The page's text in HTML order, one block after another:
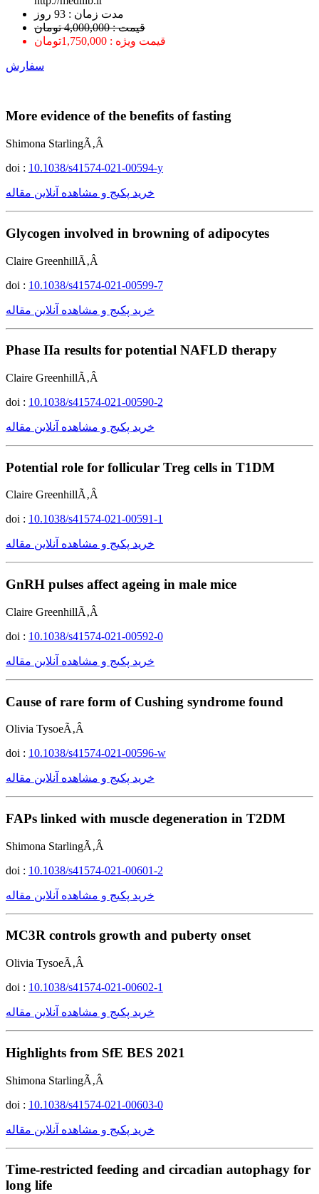
ﻣﺪﺕ ﺯﻣﺎﻥ : 93 ﺭﻭﺯ
قیمت : 4,000,000 تومان
قیمت ویژه : 1,750,000تومان
سفارش
More evidence of the benefits of fasting
Shimona StarlingÃ‚Â
doi : 10.1038/s41574-021-00594-y
خرید پکیج و مشاهده آنلاین مقاله
Glycogen involved in browning of adipocytes
Claire GreenhillÃ‚Â
doi : 10.1038/s41574-021-00599-7
خرید پکیج و مشاهده آنلاین مقاله
Phase IIa results for potential NAFLD therapy
Claire GreenhillÃ‚Â
doi : 10.1038/s41574-021-00590-2
خرید پکیج و مشاهده آنلاین مقاله
Potential role for follicular Treg cells in T1DM
Claire GreenhillÃ‚Â
doi : 10.1038/s41574-021-00591-1
خرید پکیج و مشاهده آنلاین مقاله
GnRH pulses affect ageing in male mice
Claire GreenhillÃ‚Â
doi : 10.1038/s41574-021-00592-0
خرید پکیج و مشاهده آنلاین مقاله
Cause of rare form of Cushing syndrome found
Olivia TysoeÃ‚Â
doi : 10.1038/s41574-021-00596-w
خرید پکیج و مشاهده آنلاین مقاله
FAPs linked with muscle degeneration in T2DM
Shimona StarlingÃ‚Â
doi : 10.1038/s41574-021-00601-2
خرید پکیج و مشاهده آنلاین مقاله
MC3R controls growth and puberty onset
Olivia TysoeÃ‚Â
doi : 10.1038/s41574-021-00602-1
خرید پکیج و مشاهده آنلاین مقاله
Highlights from SfE BES 2021
Shimona StarlingÃ‚Â
doi : 10.1038/s41574-021-00603-0
خرید پکیج و مشاهده آنلاین مقاله
Time-restricted feeding and circadian autophagy for
long life